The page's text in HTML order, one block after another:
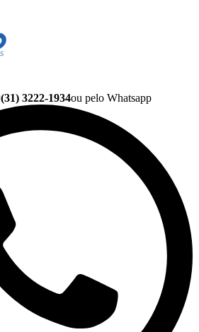
(31) 3222-1934ou pelo Whatsapp